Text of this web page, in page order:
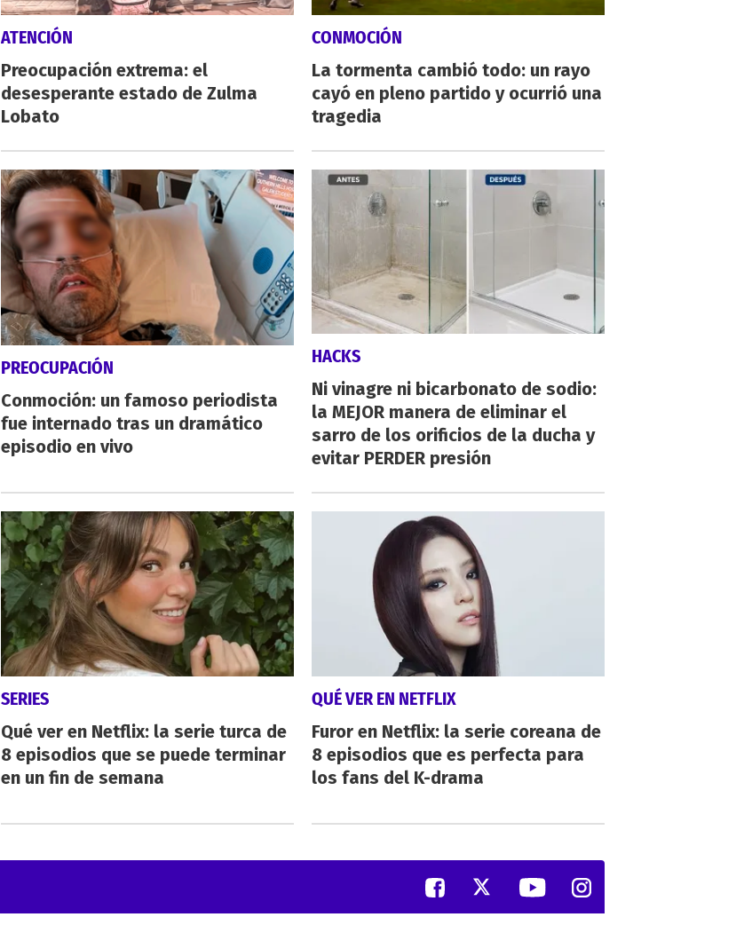
ATENCIÓN
Preocupación extrema: el
desesperante estado de Zulma
Lobato
CONMOCIÓN
La tormenta cambió todo: un rayo
cayó en pleno partido y ocurrió una
tragedia
PREOCUPACIÓN
Conmoción: un famoso periodista
fue internado tras un dramático
episodio en vivo
HACKS
Ni vinagre ni bicarbonato de sodio:
la MEJOR manera de eliminar el
sarro de los orificios de la ducha y
evitar PERDER presión
SERIES
Qué ver en Netflix: la serie turca de
8 episodios que se puede terminar
en un fin de semana
QUÉ VER EN NETFLIX
Furor en Netflix: la serie coreana de
8 episodios que es perfecta para
los fans del K-drama